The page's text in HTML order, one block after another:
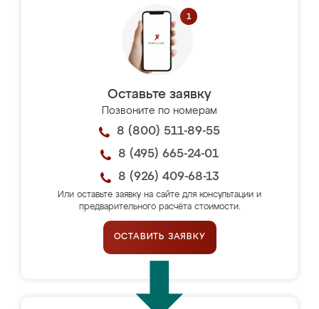
Оставьте заявку
Позвоните по номерам
8 (800) 511-89-55
8 (495) 665-24-01
8 (926) 409-68-13
Или оставьте заявку на сайте для консультации и
предварительного расчёта стоимости.
ОСТАВИТЬ ЗАЯВКУ